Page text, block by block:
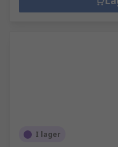
I lager